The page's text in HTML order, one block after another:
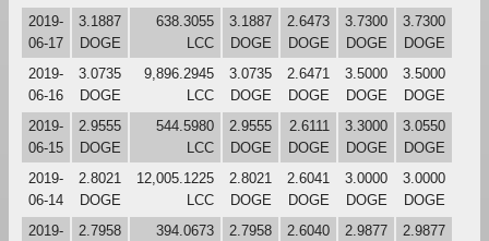
2019-
06-17
3.1887
DOGE
638.3055
LCC
3.1887
DOGE
2.6473
DOGE
3.7300
DOGE
3.7300
DOGE
2019-
06-16
3.0735
DOGE
9,896.2945
LCC
3.0735
DOGE
2.6471
DOGE
3.5000
DOGE
3.5000
DOGE
2019-
06-15
2.9555
DOGE
544.5980
LCC
2.9555
DOGE
2.6111
DOGE
3.3000
DOGE
3.0550
DOGE
2019-
06-14
2.8021
DOGE
12,005.1225
LCC
2.8021
DOGE
2.6041
DOGE
3.0000
DOGE
3.0000
DOGE
2019-
2.7958
394.0673
2.7958
2.6040
2.9877
2.9877